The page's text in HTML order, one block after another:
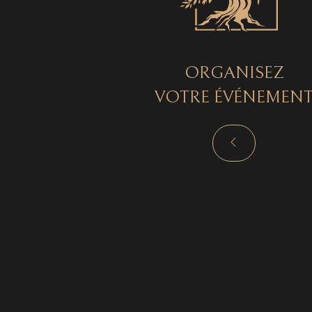
ORGANISEZ
VOTRE